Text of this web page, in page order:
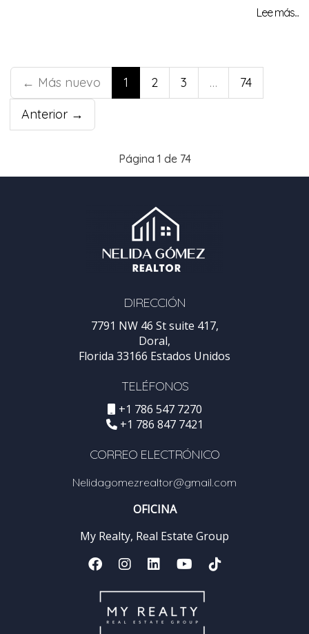
Lee más...
← Más nuevo 1 2 3 …
74
Anterior →
Página 1 de 74
DIRECCIÓN
7791 NW 46 St suite 417,
Doral,
Florida 33166 Estados Unidos
TELÉFONOS
+1 786 547 7270
+1 786 847 7421
CORREO ELECTRÓNICO
Nelidagomezrealtor@gmail.com
OFICINA
My Realty, Real Estate Group